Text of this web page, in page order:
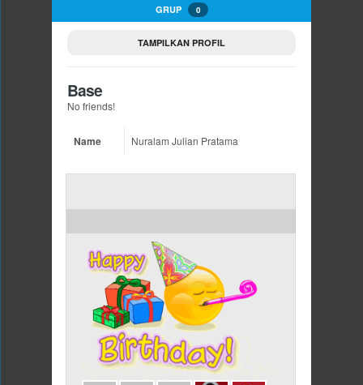
GRUP 0
TAMPILKAN PROFIL
Base
No friends!
Name Nuralam Julian Pratama